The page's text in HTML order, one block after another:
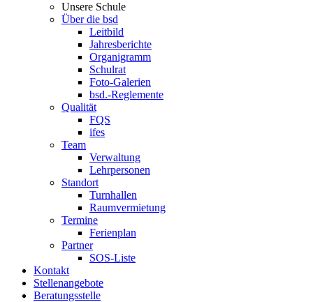
Unsere Schule
Über die bsd
Leitbild
Jahresberichte
Organigramm
Schulrat
Foto-Galerien
bsd.-Reglemente
Qualität
FQS
ifes
Team
Verwaltung
Lehrpersonen
Standort
Turnhallen
Raumvermietung
Termine
Ferienplan
Partner
SOS-Liste
Kontakt
Stellenangebote
Beratungsstelle